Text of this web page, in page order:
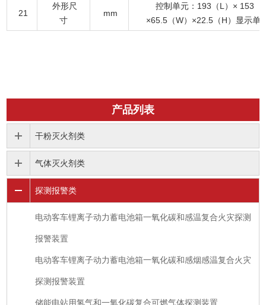
21
外形尺
寸
mm
控制单元：193（L）× 153
×65.5（W）×22.5（H）显示单
产品列表
干粉灭火剂类
气体灭火剂类
探测报警类
电动客车锂离子动力蓄电池箱一氧化碳和感温复合火灾探测
报警装置
电动客车锂离子动力蓄电池箱一氧化碳和感烟感温复合火灾
探测报警装置
储能电站用氢气和一氧化碳复合可燃气体探测装置